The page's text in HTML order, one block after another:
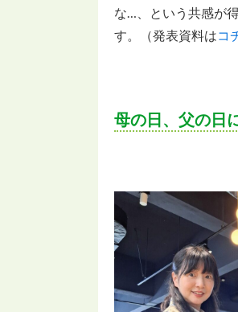
な…、という共感が
す。（発表資料はコ
母の日、父の日